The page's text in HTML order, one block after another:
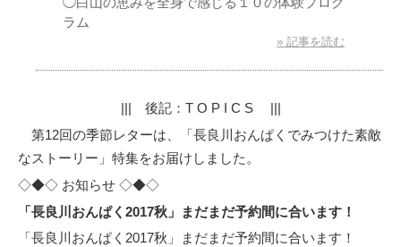
ラム
» 記事を読む
||| 後記：T O P I C S |||
第12回の季節レターは、「長良川おんぱくでみつけた素敵
なストーリー」特集をお届けしました。
◇◆◇ お知らせ ◇◆◇
「長良川おんぱく2017秋」まだまだ予約間に合います！
「長良川おんぱく2017秋」まだまだ予約間に合います！